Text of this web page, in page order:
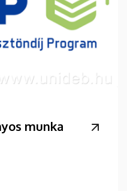
munka